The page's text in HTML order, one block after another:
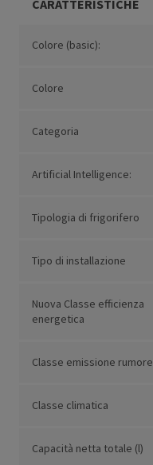
CARATTERISTICHE
Colore (basic):
Colore
Categoria
Artificial Intelligence:
Tipologia di frigorifero
Tipo di installazione
Nuova Classe efficienza
energetica
Classe emissione rumore
Classe climatica
Capacità netta totale (l)